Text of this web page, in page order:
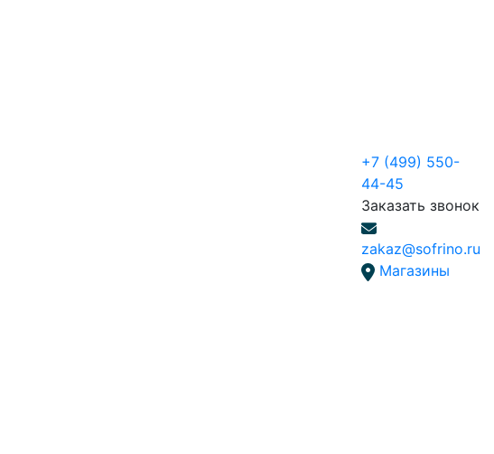
+7 (499) 550-
44-45
Заказать звонок
zakaz@sofrino.ru
Магазины